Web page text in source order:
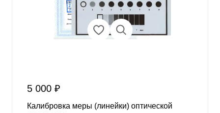
5 000 ₽
Калибровка меры (линейки) оптической